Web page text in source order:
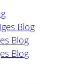
Blog
Blog
Blog